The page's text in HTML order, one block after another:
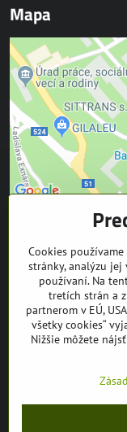
Mapa
SITTRANS s.r.o.
Trate Mládeže 1
969 01 Banská
tel: +421 905 608 936
mail:
Cookies
stránky, analýzu
používaní. Na
tretích strán a
partnerom v EÚ,
všetky cookies“
Nižšie môžete